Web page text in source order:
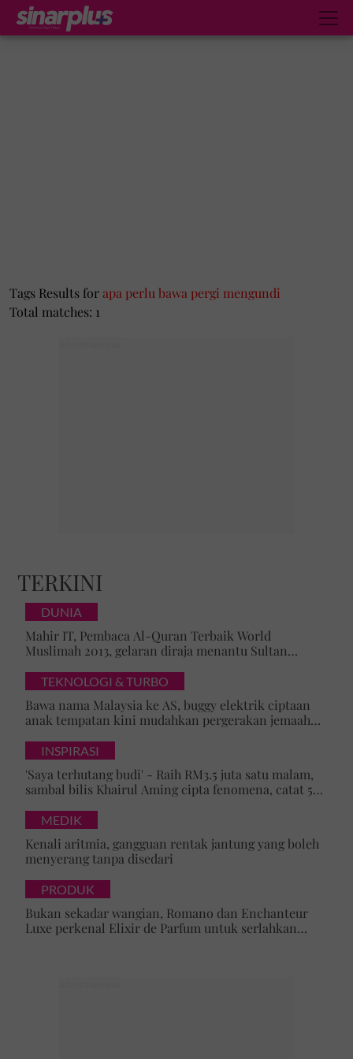
Tags Results forapa perlu bawa pergi mengundi
Total matches: 1
TERKINI
DUNIA
Mahir IT, Pembaca Al-Quran Terbaik World
Muslimah 2013, gelaran diraja menantu Sultan
merta
TEKNOLOGI & TURBO
Bawa nama Malaysia ke AS, buggy elektrik ciptaan
anak tempatan kini mudahkan pergerakan jemaah
INSPIRASI
'Saya terhutang budi' - Raih RM3.5 juta satu malam,
sambal bilis Khairul Aming cipta fenomena, catat 5
MEDIK
Kenali aritmia, gangguan rentak jantung yang boleh
menyerang tanpa disedari
PRODUK
Bukan sekadar wangian, Romano dan Enchanteur
Luxe perkenal Elixir de Parfum untuk serlahkan